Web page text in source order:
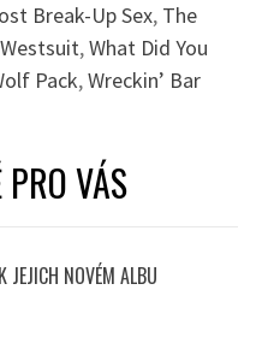
Break-Up Sex, The
Westsuit,What Did You
Pack,Wreckin’ Bar
VÁS
JEJICH NOVÉM ALBU